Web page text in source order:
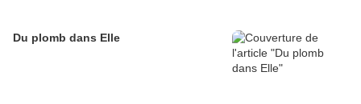
Du plomb dans Elle